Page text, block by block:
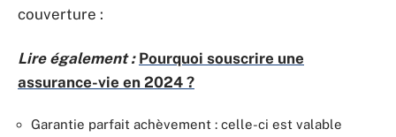
couverture :
Lire également : Pourquoi souscrire une
assurance-vie en 2024 ?
Garantie parfait achèvement : celle-ci est valable